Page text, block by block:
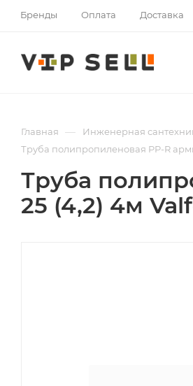
Бренды Оплата Доставка
Главная — Инженерная
Труба полипропиленовая PP-R
Труба
25 (4,2) 4м